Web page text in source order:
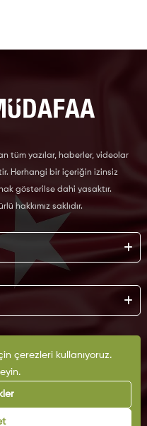
tüm yazılar, haberler, videolar
Herhangi bir içeriğin izinsiz
gösterilse dahi yasaktır.
hakkımız saklıdır.
çerezleri kullanıyoruz.